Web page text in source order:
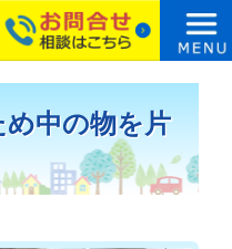
中の物を片